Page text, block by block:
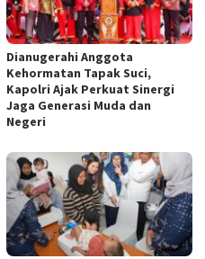
Dianugerahi Anggota
Kehormatan Tapak Suci,
Kapolri Ajak Perkuat Sinergi
Jaga Generasi Muda dan
Negeri